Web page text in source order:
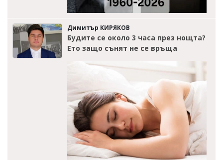
Димитър КИРЯКОВ
Будите се около 3 часа през нощта?
Ето защо сънят не се връща